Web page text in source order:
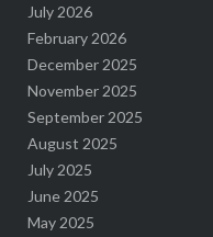
July 2026
February 2026
December 2025
November 2025
September 2025
August 2025
July 2025
June 2025
May 2025